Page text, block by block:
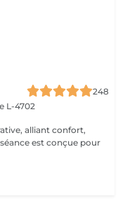
248
L-4702
alliant confort,
est conçue pour